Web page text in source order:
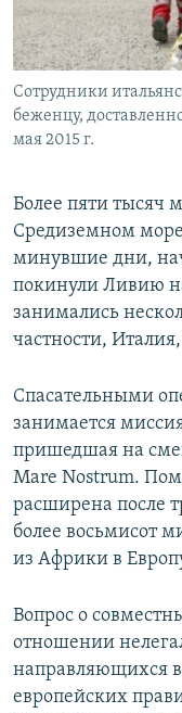
Сотрудники
беженцу,
мая 2015 г.
Более пяти тысяч
Средиземном
минувшие дни,
покинули Ливию
занимались
частности,
Спасательными
занимается
пришедшая на
Mare Nostrum.
расширена после
более восьмисот
из Африки в
Вопрос о
отношении
направляющихся в
европейских